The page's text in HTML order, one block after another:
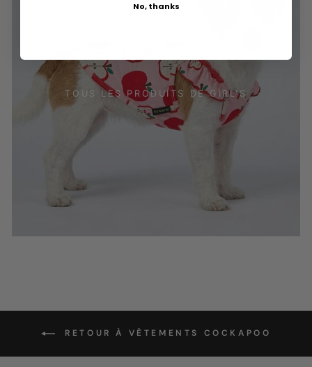
TOUS LES PRODUITS DE GIRL'S
RETOUR À VÊTEMENTS COCKAPOO
No, thanks